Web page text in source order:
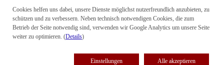
Cookies helfen uns dabei, unsere Dienste möglichst nutzerfreundlich anzubieten, zu
schützen und zu verbessern. Neben technisch notwendigen Cookies, die zum
Betrieb der Seite notwendig sind, verwenden wir Google Analytics um unsere Seite
weiter zu optimieren. (Details)
Einstellungen Alle akzeptieren